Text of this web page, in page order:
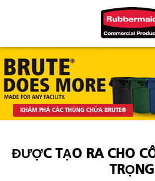
Úc và New Zealand
Trung Quốc (CN)
Hồng Kông
Nhật Bản (JP)
KHÁM PHÁ CÁC THÙNG CHỨA BRUTE®
ĐƯỢC TẠO RA CHO
TRỌNG